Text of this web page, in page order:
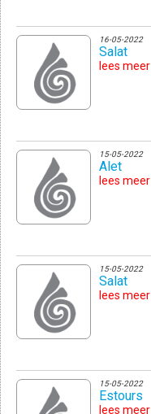
16-05-2022
Salat
lees meer
15-05-2022
Alet
lees meer
15-05-2022
Salat
lees meer
15-05-2022
Estours
lees meer